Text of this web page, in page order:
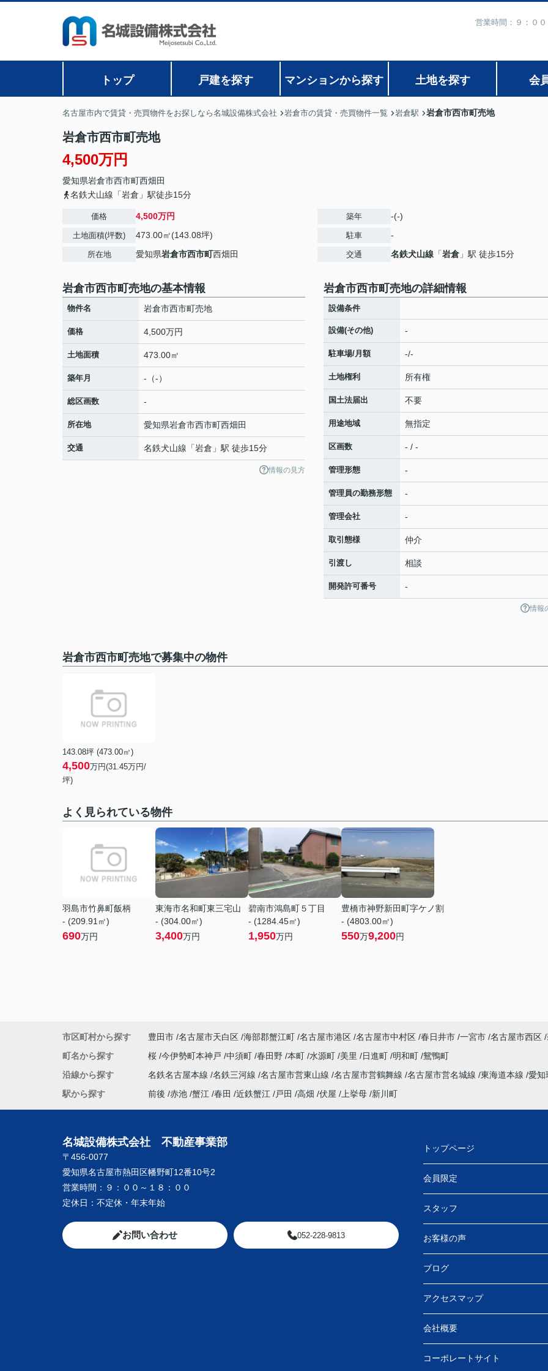
営業時間：９：０
トップ 戸建を探す マンションから探す 土地を探す 会
名古屋市内で賃貸・売買物件をお探しなら名城設備株式会社 岩倉市の賃貸・売買物件一覧 岩倉駅 岩倉市西市町売地
岩倉市西市町売地
4,500万円
愛知県岩倉市西市町西畑田
名鉄犬山線「岩倉」駅徒歩15分
価格 4,500万円
土地面積(坪数) 473.00㎡(143.08坪)
所在地 愛知県岩倉市西市町西畑田
築年 -(-)
駐車 -
交通 名鉄犬山線 「岩倉 」駅 徒歩15分
岩倉市西市町売地の基本情報
物件名 岩倉市西市町売地
価格 4,500万円
土地面積 473.00㎡
築年月 -（-）
総区画数 -
所在地 愛知県岩倉市西市町西畑田
交通 名鉄犬山線 「岩倉 」駅 徒歩15分
情報の見方
岩倉市西市町売地の詳細情報
設備条件
設備(その他) -
駐車場/月額 -/-
土地権利 所有権
国土法届出 不要
用途地域 無指定
区画数 - / -
管理形態 -
管理員の勤務形態 -
管理会社 -
取引態様 仲介
引渡し 相談
開発許可番号 -
情報
岩倉市西市町売地で募集中の物件
143.08坪 (473.00㎡)
4,500万円(31.45万円/
坪)
よく見られている物件
羽島市竹鼻町飯柄
- (209.91㎡)
690万円
東海市名和町東三宅山
- (304.00㎡)
3,400万円
碧南市鴻島町５丁目
- (1284.45㎡)
1,950万円
豊橋市神野新田町字ケノ割
- (4803.00㎡)
550万9,200円
市区町村から探す 豊田市 名古屋市天白区 海部郡蟹江町 名古屋市港区 名古屋市中村区 春日井市 一宮市 名古屋市西区
町名から探す
桜 今伊勢町本神戸 中須町 春田野 本町 水源町 美里 日進町 明和町 鴛鴨町
沿線から探す
名鉄名古屋本線 名鉄三河線 名古屋市営東山線 名古屋市営鶴舞線 名古屋市営名城線 東海道本線 愛
駅から探す
前後 赤池 蟹江 春田 近鉄蟹江 戸田 高畑 伏屋 上挙母 新川町
名城設備株式会社 不動産事業部
〒456-0077
愛知県名古屋市熱田区幡野町12番10号2
営業時間： ９：００～１８：００
定休日： 不定休・年末年始
お問い合わせ 052-228-9813
トップページ
会員限定
スタッフ
お客様の声
ブログ
アクセスマップ
会社概要
コーポレートサイト